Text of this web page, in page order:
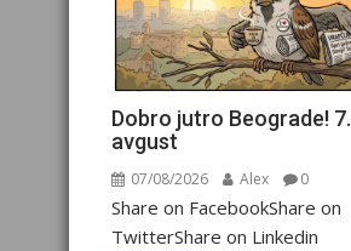
Dobro jutro Beograde! 7.
avgust
07/08/2026 Alex 0
Share on FacebookShare on
TwitterShare on Linkedin